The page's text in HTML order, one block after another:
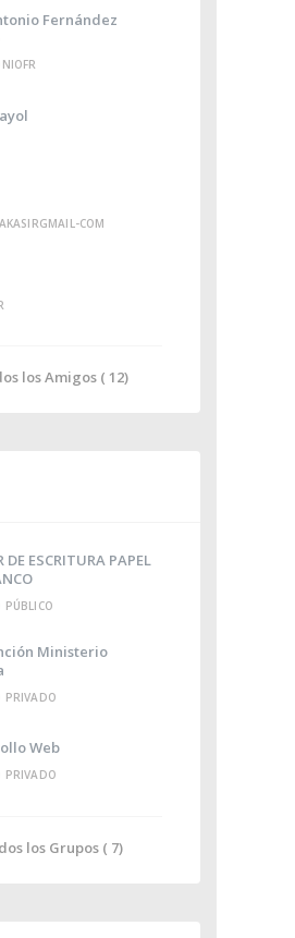
Fernández
COM
los Amigos ( 12)
DE ESCRITURA PAPEL
PÚBLICO
Ministerio
PRIVADO
Web
PRIVADO
los Grupos ( 7)